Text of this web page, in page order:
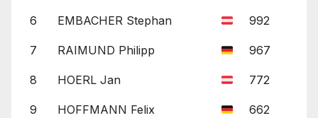
6 EMBACHER Stephan 992
7 RAIMUND Philipp 967
8 HOERL Jan 772
9 HOFFMANN Felix 662